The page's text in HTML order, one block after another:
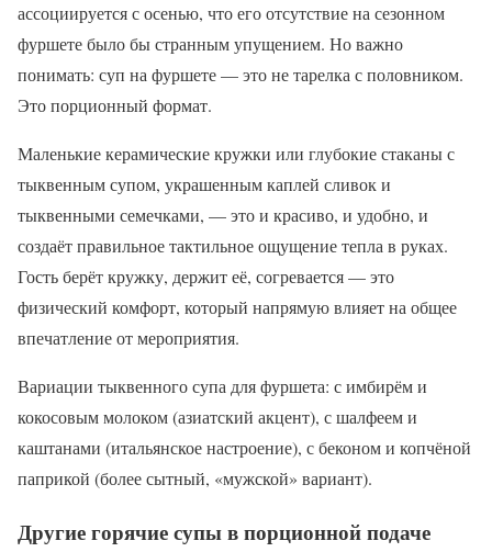
ассоциируется с осенью, что его отсутствие на сезонном
фуршете было бы странным упущением. Но важно
понимать: суп на фуршете — это не тарелка с половником.
Это порционный формат.
Маленькие керамические кружки или глубокие стаканы с
тыквенным супом, украшенным каплей сливок и
тыквенными семечками, — это и красиво, и удобно, и
создаёт правильное тактильное ощущение тепла в руках.
Гость берёт кружку, держит её, согревается — это
физический комфорт, который напрямую влияет на общее
впечатление от мероприятия.
Вариации тыквенного супа для фуршета: с имбирём и
кокосовым молоком (азиатский акцент), с шалфеем и
каштанами (итальянское настроение), с беконом и копчёной
паприкой (более сытный, «мужской» вариант).
Другие горячие супы в порционной подаче